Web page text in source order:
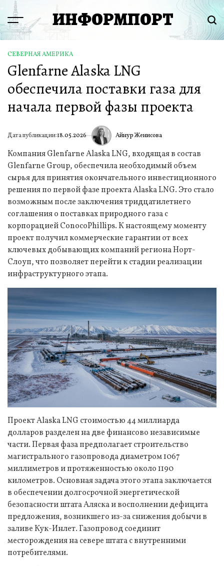
Перейти
содержимому
Menu ИНФОРМПОРТ
ОПУБЛИКОВАНО
В
СЕВЕРНАЯ АМЕРИКА
Glenfarne Alaska LNG
обеспечила поставки газа для
начала первой фазы проекта
Дата публикации:18.05.2026 ИА Айнур Женисова
Компания Glenfarne Alaska LNG, входящая в состав
Glenfarne Group, обеспечила необходимый объем
сырья для принятия окончательного инвестиционного
решения по первой фазе проекта Alaska LNG. Это стало
возможным после заключения тридцатилетнего
соглашения о поставках природного газа с
корпорацией ConocoPhillips. К настоящему моменту
проект получил коммерческие гарантии от всех
ключевых добывающих компаний региона Норт-
Слоуп, что позволяет перейти к стадии реализации
инфраструктурного этапа.
Проект Alaska LNG стоимостью 44 миллиарда
долларов разделен на две финансово независимые
части. Первая фаза предполагает строительство
магистрального газопровода диаметром 1067
миллиметров и протяженностью около 1190
километров. Основная задача этого этапа заключается
в обеспечении долгосрочной энергетической
безопасности штата Аляска и восполнении дефицита
предложения, возникшего из-за снижения добычи в
заливе Кук-Инлет. Газопровод соединит
месторождения на севере штата с внутренними
потребителями.